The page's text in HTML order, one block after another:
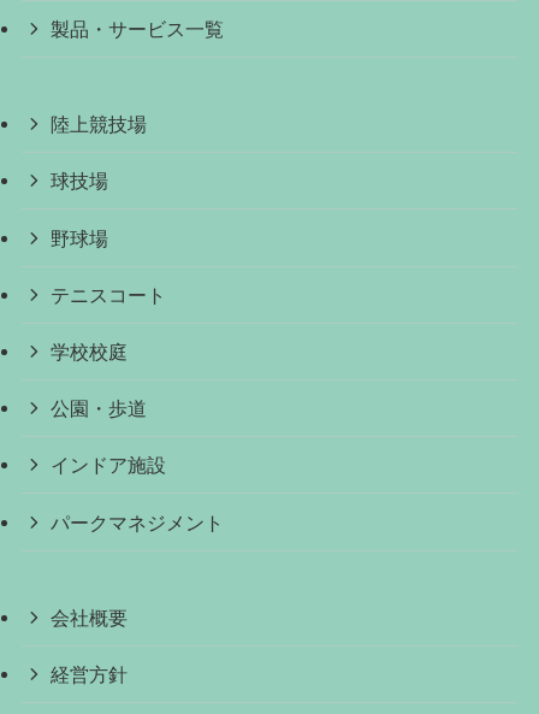
製品・サービス一覧
陸上競技場
球技場
野球場
テニスコート
学校校庭
公園・歩道
インドア施設
パークマネジメント
会社概要
経営方針